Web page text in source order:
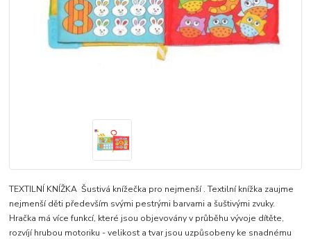
TEXTILNÍ KNÍŽKA Šustivá knížečka pro nejmenší . Textilní knížka zaujme
nejmenší děti především svými pestrými barvami a šuštivými zvuky.
Hračka má více funkcí, které jsou objevovány v průběhu vývoje dítěte,
rozvíjí hrubou motoriku - velikost a tvar jsou uzpůsobeny ke snadnému